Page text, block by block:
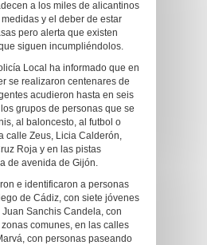
a los miles de alicantinos
y el deber de estar
pero alerta que existen
siguen incumpliéndolos.
Local ha informado que en
se realizaron centenares de
acudieron hasta en seis
grupos de personas que se
al baloncesto, al futbol o
calle Zeus, Licia Calderón,
Roja y en las pistas
de avenida de Gijón.
e identificaron a personas
de Cádiz, con siete jóvenes
Sanchis Candela, con
comunes, en las calles
con personas paseando